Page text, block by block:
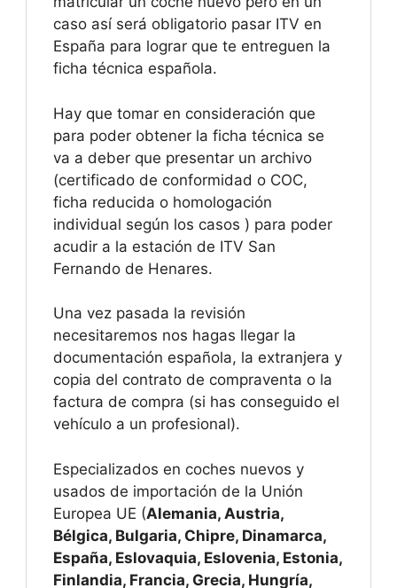
caso así será obligatorio pasar ITV en
España para lograr que te entreguen la
ficha técnica española.
Hay que tomar en consideración que
para poder obtener la ficha técnica se
va a deber que presentar un archivo
(certificado de conformidad o COC,
ficha reducida o homologación
individual según los casos ) para poder
acudir a la estación de ITV San
Fernando de Henares.
Una vez pasada la revisión
necesitaremos nos hagas llegar la
documentación española, la extranjera y
copia del contrato de compraventa o la
factura de compra (si has conseguido el
vehículo a un profesional).
Especializados en coches nuevos y
usados de importación de la Unión
Europea UE (Alemania, Austria,
Bélgica, Bulgaria, Chipre, Dinamarca,
España, Eslovaquia, Eslovenia, Estonia,
Finlandia, Francia, Grecia, Hungría,